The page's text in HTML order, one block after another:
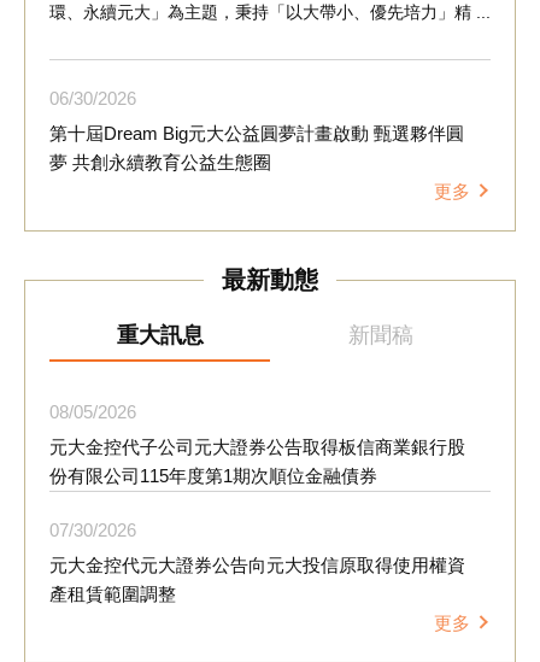
環、永續元大」為主題，秉持「以大帶小、優先培力」精
及供應鏈永續實務，協助掌握淨零轉型趨勢，提升供應鏈
韌性，共同推動產業綠色轉型。 ESG交流會邀請環境部
並邀請睿禾金碳集團分享企業實務經驗，從綠電採購、資
源回收及友善產品採購等循環經濟面向，說明如何將永續
理念融入日常營運，降低環境風險並創造循環經濟價值。
育計畫」，累計回收逾400件桌上型及筆記型電腦、液晶
延長設備使用壽命，換算約減少5.984公噸二氧化碳排放
量，相當於少砍伐498顆樹木。此外，活動並透過分組討
內部推動的循環經濟行動，凝聚跨產業合作共識。 元大
金控響應環境部「袋袋箱傳-二手袋循環平台」政策，今
年5至6月期間，集團共募集約5,800個二手袋，全數捐贈
予建國假日花市等單位，延續資源使用價值。元大金控連
續優化供應鏈永續管理機制，擴大綠色採購與資源循環實
踐，透過與供應商長期合作，共同推動產業朝低碳轉型與
永續發展方向邁進。
06 30 2026
第十屆Dream Big元大公益圓夢計畫啟動 甄選夥伴圓
夢 共創永續教育公益生態圈
更多
最新動態
重大訊息 新聞稿
08 05 2026
元大金控代子公司元大證券公告取得板信商業銀行股
份有限公司115年度第1期次順位金融債券
07 30 2026
元大金控代元大證券公告向元大投信原取得使用權資
產租賃範圍調整
更多